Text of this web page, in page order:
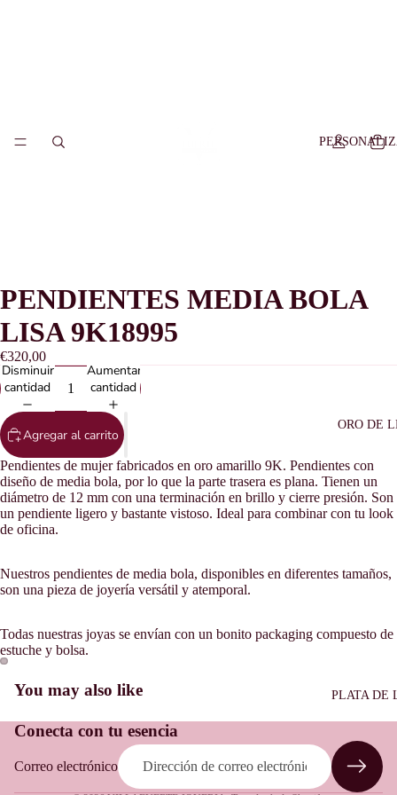
ORO DE
PLATA DE
PENDIENTES MEDIA BOLA
LISA 9K18995
€320,00
Disminuir
cantidad
Aumentar
cantidad
Agregar al carrito
Pendientes de mujer fabricados en oro amarillo 9K. Pendientes con
diseño de media bola, por lo que la parte trasera es plana. Tienen un
diámetro de 12 mm con una terminación en brillo y cierre presión. Son
un pendiente ligero y bastante vistoso. Ideal para combinar con tu look
de oficina.
Nuestros pendientes de media bola, disponibles en diferentes tamaños,
son una pieza de joyería versátil y atemporal.
Todas nuestras joyas se envían con un bonito packaging compuesto de
estuche y bolsa.
You may also like
Conecta con tu esencia
Correo electrónico
Política de reembolso
Términos del servicio
Política de envío
Aviso legal